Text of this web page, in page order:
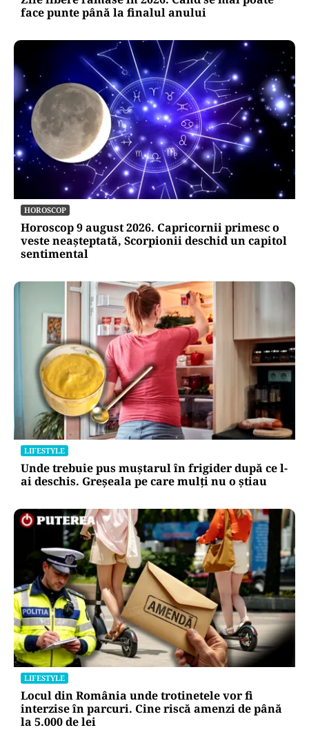
face punte până la finalul anului
HOROSCOP
Horoscop 9 august 2026. Capricornii primesc o
veste neașteptată, Scorpionii deschid un capitol
sentimental
LIFESTYLE
Unde trebuie pus muștarul în frigider după ce l-
ai deschis. Greșeala pe care mulți nu o știau
LIFESTYLE
Locul din România unde trotinetele vor fi
interzise în parcuri. Cine riscă amenzi de până
la 5.000 de lei